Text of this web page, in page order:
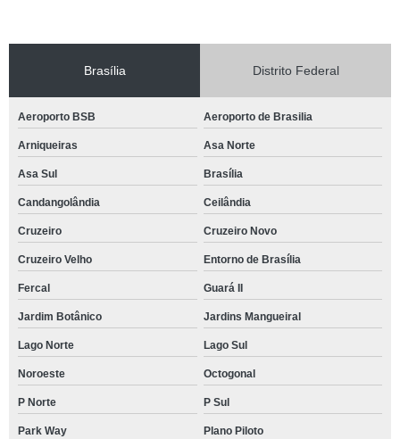
Brasília Distrito Federal
Aeroporto BSB Aeroporto de Brasilia
Arniqueiras Asa Norte
Asa Sul Brasília
Candangolândia Ceilândia
Cruzeiro Cruzeiro Novo
Cruzeiro Velho Entorno de Brasília
Fercal Guará II
Jardim Botânico Jardins Mangueiral
Lago Norte Lago Sul
Noroeste Octogonal
P Norte P Sul
Park Way Plano Piloto